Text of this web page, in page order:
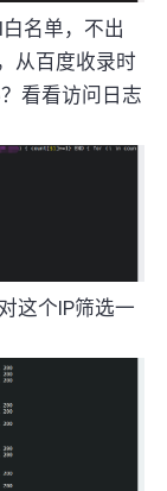
名单，不出
从百度收录时
看看访问日志
这个IP筛选一